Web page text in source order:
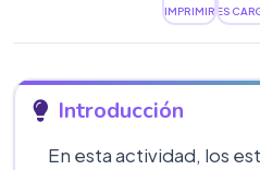
IMPRIMIR
Introducción
En esta actividad, los